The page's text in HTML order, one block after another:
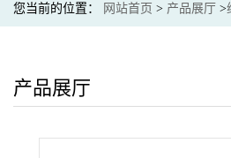
您当前的位置： 网站首页 > 产品展厅 >
产品展厅